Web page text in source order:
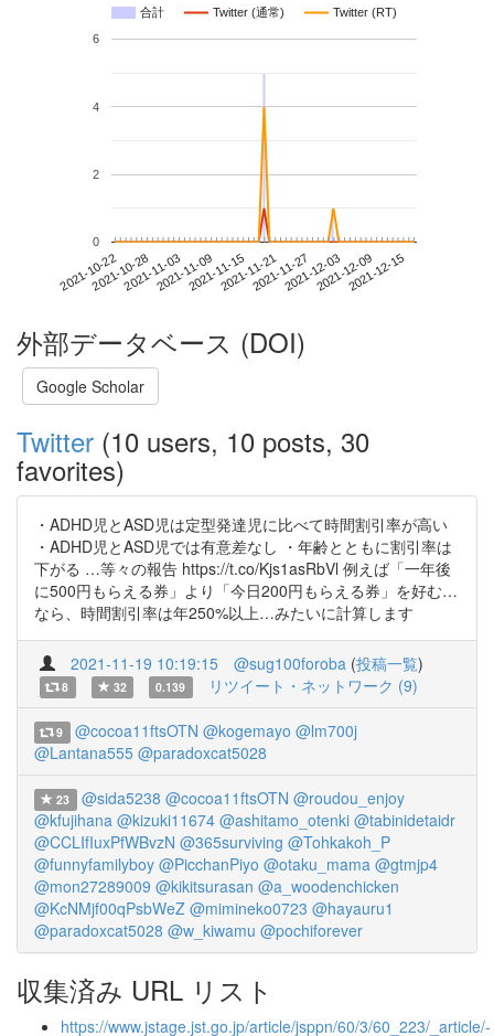
合計 Twitter (通常) Twitter (RT)
2021-10-222021-10-282021-11-032021-11-092021-11-152021-11-212021-11-272021-12-032021-12-092021-12-15
0
2
4
6
外部データベース (DOI)
Google Scholar
Twitter (10 users, 10 posts, 30
favorites)
・ADHD児とASD児は定型発達児に比べて時間割引率が高い
・ADHD児とASD児では有意差なし ・年齢とともに割引率は
下がる …等々の報告 https://t.co/Kjs1asRbVl 例えば「一年後
に500円もらえる券」より「今日200円もらえる券」を好む…
なら、時間割引率は年250%以上…みたいに計算します
2021-11-19 10:19:15 @sug100foroba (投稿一覧)
8 32 0.139 リツイート・ネットワーク (9)
9 @cocoa11ftsOTN @kogemayo @lm700j
@Lantana555 @paradoxcat5028
23 @sida5238 @cocoa11ftsOTN @roudou_enjoy
@kfujihana @kizuki11674 @ashitamo_otenki @tabinidetaidr
@CCLIfIuxPfWBvzN @365surviving @Tohkakoh_P
@funnyfamilyboy @PicchanPiyo @otaku_mama @gtmjp4
@mon27289009 @kikitsurasan @a_woodenchicken
@KcNMjf00qPsbWeZ @mimineko0723 @hayauru1
@paradoxcat5028 @w_kiwamu @pochiforever
収集済み URL リスト
https://www.jstage.jst.go.jp/article/jsppn/60/3/60_223/_article/-